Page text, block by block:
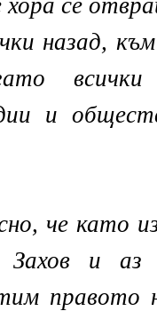
хора се
назад,
всички
и
че като
Захов и
правото